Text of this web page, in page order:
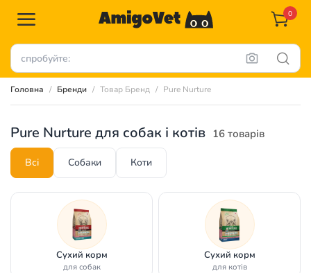
0
Головна Бренди Товар Бренд Pure Nurture
Pure Nurture для собак і котів 16 товарів
Всі Собаки Коти
Сухий корм
для собак
Сухий корм
для котів